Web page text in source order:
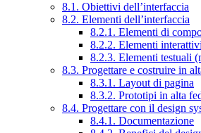
8.1. Obiettivi dell’interfaccia
8.2. Elementi dell’interfaccia
8.2.1. Elementi di
8.2.2. Elementi interattivi
8.2.3. Elementi testuali
8.3. Progettare e costruire in
8.3.1. Layout di pagina
8.3.2. Prototipi in alta
8.4. Progettare con il design
8.4.1. Documentazione